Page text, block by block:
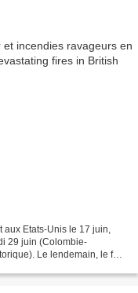
aux Etats-Unis le 17 juin,
29 juin (Colombie-
Le lendemain, le feu